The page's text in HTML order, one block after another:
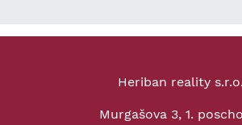
Heriban reality s.r.o.
Murgašova 3, 1.